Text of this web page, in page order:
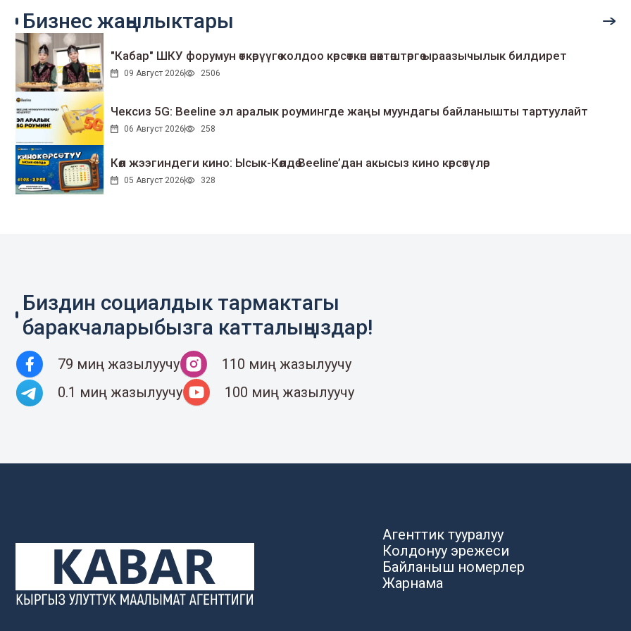
Бизнес жаңылыктары
"Кабар" ШКУ форумун өткөрүүгө колдоо көрсөткөн өнөктөштөргө ыраазычылык билдирет
09 Август 2026 2506
Чексиз 5G: Beeline эл аралык роумингде жаңы муундагы байланышты тартуулайт
06 Август 2026 258
Көл жээгиндеги кино: Ысык-Көлдө Beeline’дан акысыз кино көрсөтүлөр
05 Август 2026 328
Биздин социалдык тармактагы
баракчаларыбызга катталыңыздар!
79 миң жазылуучу
110 миң жазылуучу
0.1 миң жазылуучу
100 миң жазылуучу
Агенттик тууралуу
Колдонуу эрежеси
Байланыш номерлер
Жарнама